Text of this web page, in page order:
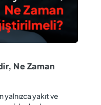
Ne Zaman
yalnızca yakıt ve